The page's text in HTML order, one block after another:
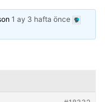
1 ay 3 hafta önce